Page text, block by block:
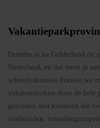
Drenthe is na Gelderland de
Nederland, en dat merk je
schoolvakanties draaien we
vakantieparken door de
gezinnen met kinderen die
vasthouden,